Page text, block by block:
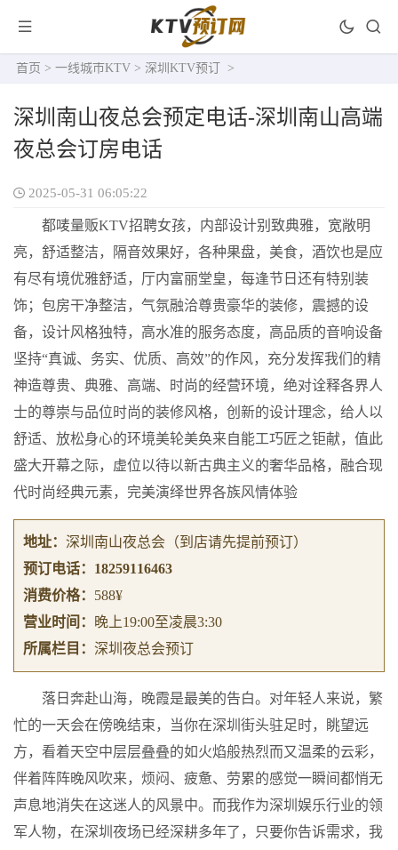
首页 > 一线城市KTV > 深圳KTV预订 >
深圳南山夜总会预定电话-深圳南山高端
夜总会订房电话
2025-05-31 06:05:22
都唛量贩KTV招聘女孩，内部设计别致典雅，宽敞明
亮，舒适整洁，隔音效果好，各种果盘，美食，酒饮也是应
有尽有境优雅舒适，厅内富丽堂皇，每逢节日还有特别装
饰；包房干净整洁，气氛融洽尊贵豪华的装修，震撼的设
备，设计风格独特，高水准的服务态度，高品质的音响设备
坚持“真诚、务实、优质、高效”的作风，充分发挥我们的精
神造尊贵、典雅、高端、时尚的经营环境，绝对诠释各界人
士的尊崇与品位时尚的装修风格，创新的设计理念，给人以
舒适、放松身心的环境美轮美奂来自能工巧匠之钜献，值此
盛大开幕之际，虚位以待以新古典主义的奢华品格，融合现
代时尚经典元素，完美演绎世界各族风情体验
地址： 深圳南山夜总会 （到店请先提前预订）
预订电话： 18259116463
消费价格： 588¥
营业时间：
晚上19:00至凌晨3:30
所属栏目： 深圳夜总会预订
落日奔赴山海，晚霞是最美的告白。对年轻人来说，繁
忙的一天会在傍晚结束，当你在深圳街头驻足时，眺望远
方，看着天空中层层叠叠的如火焰般热烈而又温柔的云彩，
伴着阵阵晚风吹来，烦闷、疲惫、劳累的感觉一瞬间都悄无
声息地消失在这迷人的风景中。而我作为深圳娱乐行业的领
军人物，在深圳夜场已经深耕多年了，只要你告诉需求，我